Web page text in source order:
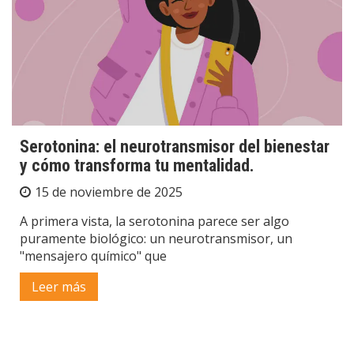
Serotonina: el neurotransmisor del bienestar
y cómo transforma tu mentalidad.
15 de noviembre de 2025
A primera vista, la serotonina parece ser algo
puramente biológico: un neurotransmisor, un
"mensajero químico" que
Leer más